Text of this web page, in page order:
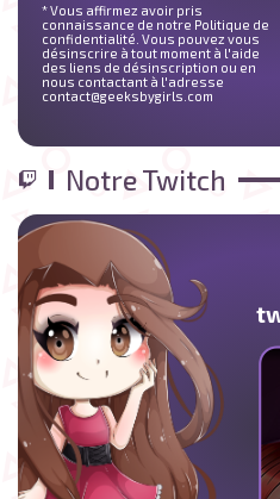
* Vous affirmez avoir pris
connaissance de notre Politique de
confidentialité. Vous pouvez vous
désinscrire à tout moment à l'aide
des liens de désinscription ou en
nous contactant à l'adresse
contact@geeksbygirls.com
Notre Twitch